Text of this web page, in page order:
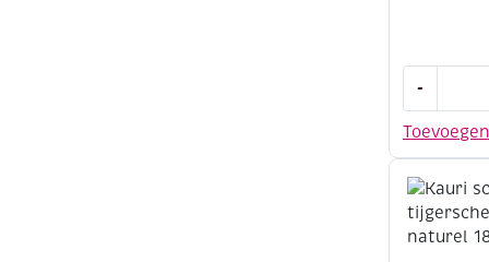
Toevoegen
-
/
met
gaatje,
naturel
15-